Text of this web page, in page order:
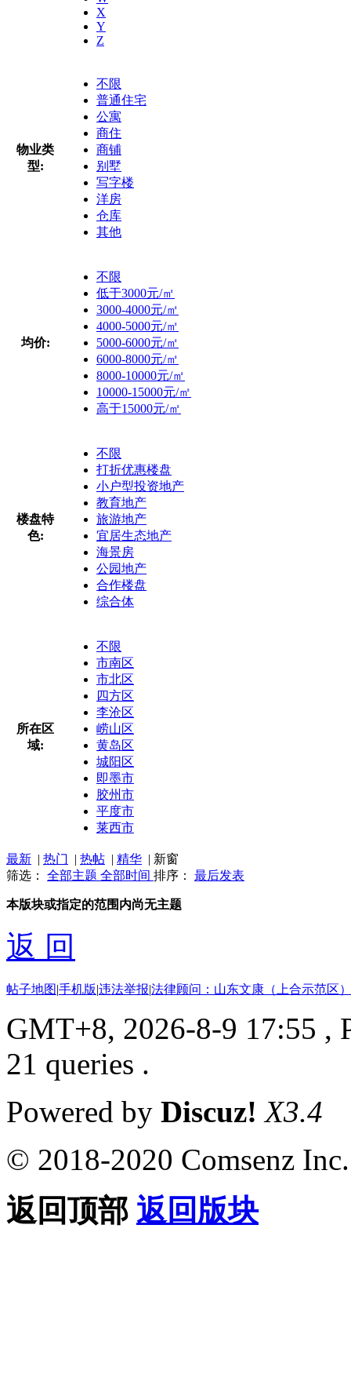
X
Y
Z
物业类
型:
不限
普通住宅
公寓
商住
商铺
别墅
写字楼
洋房
仓库
其他
均价:
不限
低于3000元/㎡
3000-4000元/㎡
4000-5000元/㎡
5000-6000元/㎡
6000-8000元/㎡
8000-10000元/㎡
10000-15000元/㎡
高于15000元/㎡
楼盘特
色:
不限
打折优惠楼盘
小户型投资地产
教育地产
旅游地产
宜居生态地产
海景房
公园地产
合作楼盘
综合体
所在区
域:
不限
市南区
市北区
四方区
李沧区
崂山区
黄岛区
城阳区
即墨市
胶州市
平度市
莱西市
最新 | 热门 | 热帖 | 精华 | 新窗
筛选： 全部主题 全部时间 排序： 最后发表
本版块或指定的范围内尚无主题
返 回
帖子地图|手机版|违法举报|法律顾问：山东文康（上合示范区
GMT+8, 2026-8-9 17:55 ,
21 queries .
Powered by Discuz! X3.4
© 2018-2020 Comsenz Inc.
返回顶部 返回版块